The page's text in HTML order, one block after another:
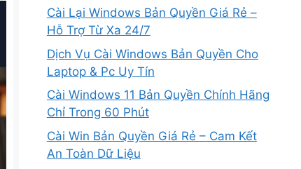
Cài Lại Windows Bản Quyền Giá Rẻ –
Hỗ Trợ Từ Xa 24/7
Dịch Vụ Cài Windows Bản Quyền Cho
Laptop & Pc Uy Tín
Cài Windows 11 Bản Quyền Chính Hãng
Chỉ Trong 60 Phút
Cài Win Bản Quyền Giá Rẻ – Cam Kết
An Toàn Dữ Liệu